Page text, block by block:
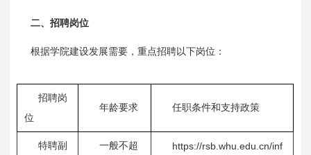
二、招聘岗位
根据学院建设发展需要，重点招聘以下岗位：
招聘岗
位
年龄要求 任职条件和支持政策
特聘副
一般不超
https://rsb.whu.edu.cn/inf